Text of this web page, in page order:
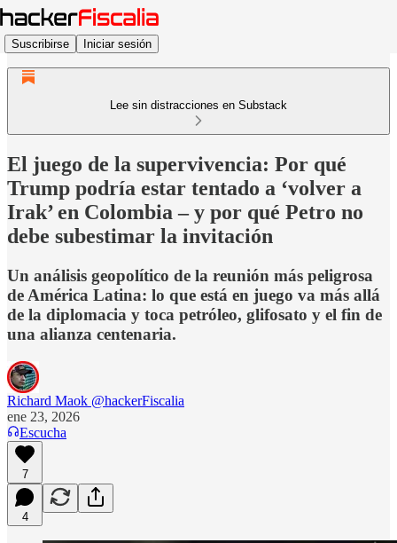
Suscribirse Iniciar sesión
Lee sin distracciones en Substack
El juego de la supervivencia: Por qué
Trump podría estar tentado a ‘volver a
Irak’ en Colombia – y por qué Petro no
debe subestimar la invitación
Un análisis geopolítico de la reunión más peligrosa
de América Latina: lo que está en juego va más allá
de la diplomacia y toca petróleo, glifosato y el fin de
una alianza centenaria.
Richard Maok @hackerFiscalia
ene 23, 2026
Escucha
7
4